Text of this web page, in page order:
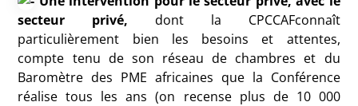
secteur privé,
dont la CPCCAFconnaît
particulièrement bien les besoins et attentes,
compte tenu de son réseau de chambres et du
Baromètre des PME africaines que la Conférence
réalise tous les ans (on recense plus de 10 000